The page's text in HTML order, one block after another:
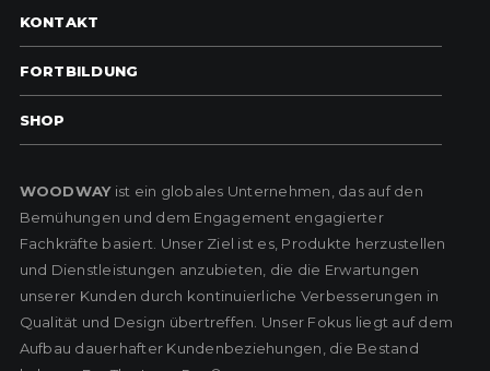
KONTAKT
FORTBILDUNG
SHOP
WOODWAYist ein globales Unternehmen, das auf den
Bemühungen und dem Engagement engagierter
Fachkräfte basiert. Unser Ziel ist es, Produkte herzustellen
und Dienstleistungen anzubieten, die die Erwartungen
unserer Kunden durch kontinuierliche Verbesserungen in
Qualität und Design übertreffen. Unser Fokus liegt auf dem
Aufbau dauerhafter Kundenbeziehungen, die Bestand